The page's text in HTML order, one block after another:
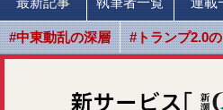
#中東動乱の深層 #トランプ2.0